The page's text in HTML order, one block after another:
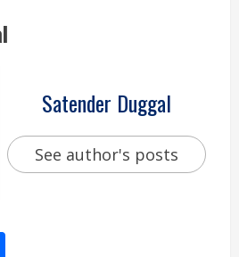
Satender Duggal
See author's posts